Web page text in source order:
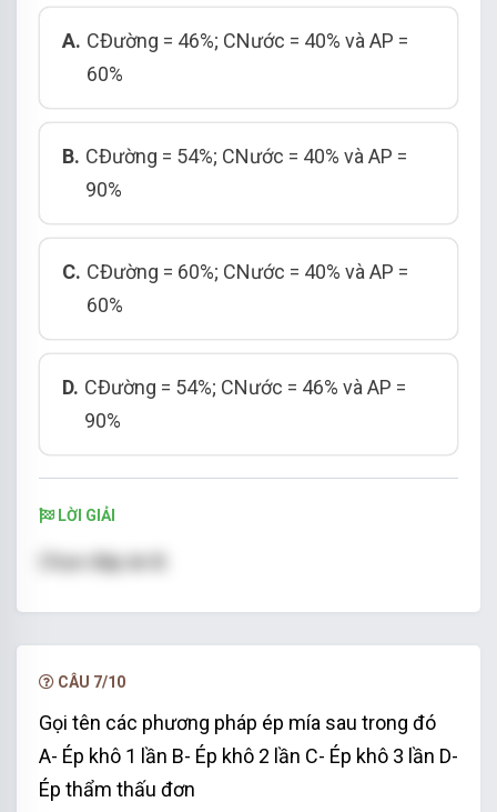
A. CĐường = 46%; CNước = 40% và AP =
60%
B. CĐường = 54%; CNước = 40% và AP =
90%
C. CĐường = 60%; CNước = 40% và AP =
60%
D. CĐường = 54%; CNước = 46% và AP =
90%
LỜI GIẢI
Chọn đáp án B.
CÂU 7/10
Gọi tên các phương pháp ép mía sau trong đó
A- Ép khô 1 lần B- Ép khô 2 lần C- Ép khô 3 lần D-
Ép thẩm thấu đơn